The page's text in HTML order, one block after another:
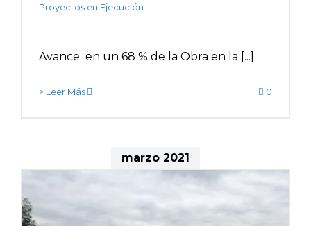
Proyectos en Ejecución
Avance en un 68 % de la Obra en la [...]
> Leer Más 0
marzo 2021